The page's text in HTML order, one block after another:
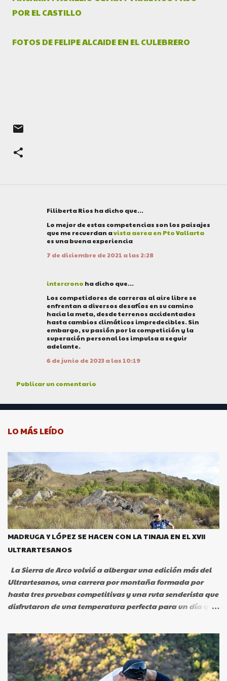
POR EL CASTILLO
FOTOS DE FELIPE ALCAIDE EN EL CULEBRERO
Filiberta Rios ha dicho que…
Lo mejor de estas competencias son los paisajes
que me recuerdan avista aerea en Pto Vallarta
es una buena experiencia
7 de diciembre de 2021 a las 2:28
intercrono ha dicho que…
Los competidores de carreras al aire libre se
enfrentan a diversos desafíos en su camino
hacia la meta, desde terrenos accidentados
hasta cambios climáticos impredecibles. Sin
embargo, su pasión por la competición y la
superación personal los impulsa a seguir
adelante.
6 de junio de 2023 a las 10:19
Publicar un comentario
LO MÁS LEÍDO
MADRUGA Y LÓPEZ SE HACEN CON LA TINAJA EN EL XVII
ULTRARTESANOS
La Sierra de Arco volvió a albergar una edición más del
Ultrartesanos, una carrera por montaña formada por
hasta tres pruebas competitivas y una ruta senderista que
disfrutaron de una temperatura perfecta para un día que
La prueba arrancaba a las 8 de la mañana con la salida
de la prueba larga de 36 kilómetros, Artetrail que daba el
pistoletazo en Portezuelo y a la que le siguieron de forma